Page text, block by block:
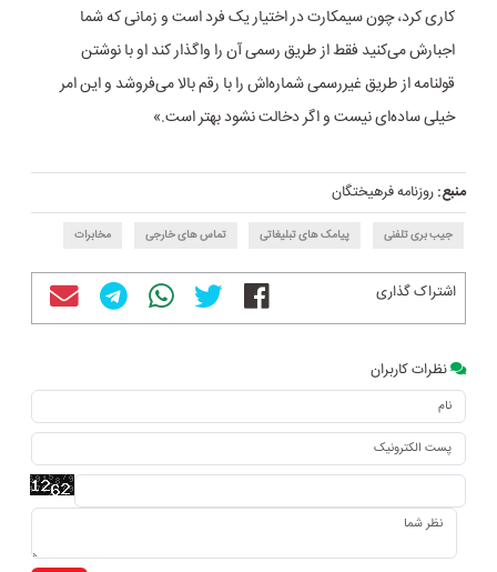
کاری کرد، چون سیمکارت در اختیار یک فرد است و زمانی که شما
اجبارش می‌کنید فقط از طریق رسمی آن را واگذار کند او با نوشتن
قولنامه از طریق غیر‌رسمی شماره‌اش را با رقم بالا می‌فروشد و این امر
خیلی ساده‌ای نیست و اگر دخالت نشود بهتر است.»
منبع:روزنامه فرهیختگان
جیب بری تلفنی پیامک های تبلیغاتی تماس های خارجی مخابرات
اشتراک گذاری
نظرات کاربران